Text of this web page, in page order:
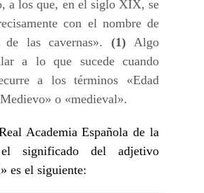
a los que, en el siglo XIX, se
con el nombre de
de las cavernas».(1) Algo
a lo que sucede cuando
a los términos «Edad
o «medieval».
Academia Española de la
significado del adjetivo
es el siguiente: